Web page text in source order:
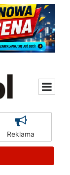
Reklama